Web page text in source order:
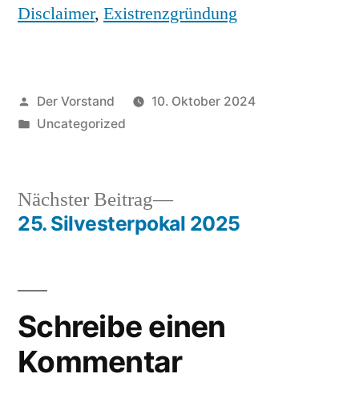
Disclaimer, Existrenzgründung
Veröffentlicht
von
Der Vorstand
10. Oktober 2024
Veröffentlicht
Uncategorized
Beitragsnavigation
Nächster Beitrag
Nächster
Beitrag:
25. Silvesterpokal 2025
Schreibe einen
Kommentar